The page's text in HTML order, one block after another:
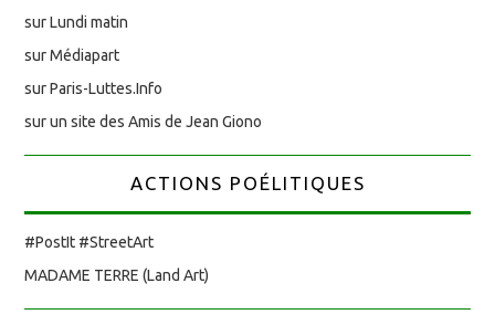
sur Lundi matin
sur Médiapart
sur Paris-Luttes.Info
sur un site des Amis de Jean Giono
ACTIONS POÉLITIQUES
#PostIt #StreetArt
MADAME TERRE (Land Art)